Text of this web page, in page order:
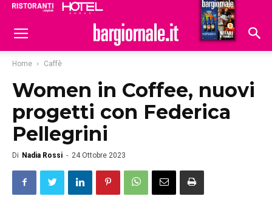
Hoteldomani
Home Caffè
Women in Coffee, nuovi
progetti con Federica
Pellegrini
Di Nadia Rossi - 24 Ottobre 2023